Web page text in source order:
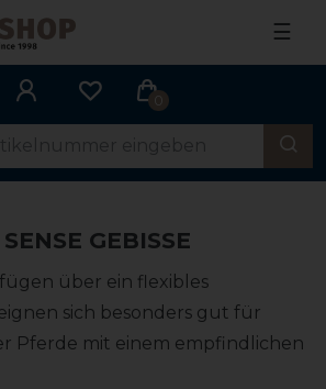
☰
0
GEBISSE
über ein flexibles
sich besonders gut für
Pferde mit einem empfindlichen